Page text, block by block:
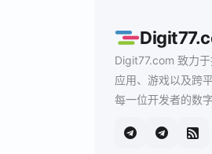
Digit77.com 致力
应用、游戏以及跨
每一位开发者的数字